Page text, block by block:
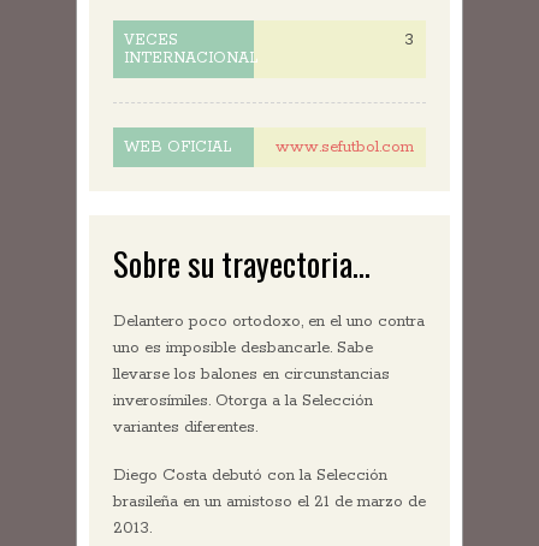
VECES
INTERNACIONAL
3
WEB OFICIAL www.sefutbol.com
Sobre su trayectoria...
Delantero poco ortodoxo, en el uno contra
uno es imposible desbancarle. Sabe
llevarse los balones en circunstancias
inverosímiles. Otorga a la Selección
variantes diferentes.
Diego Costa debutó con la Selección
brasileña en un amistoso el 21 de marzo de
2013.